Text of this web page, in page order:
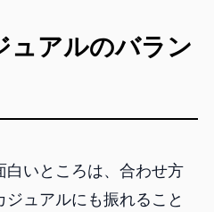
ュアルのバラン
白いところは、合わせ方
ュアルにも振れること